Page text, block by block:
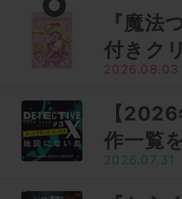
『魔法
付きク
2026.08.03
【
作一覧
2026.07.31